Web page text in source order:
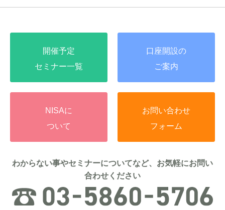
開催予定
セミナー一覧
口座開設の
ご案内
NISAに
ついて
お問い合わせ
フォーム
わからない事やセミナーについてなど、お気軽にお問い
合わせください